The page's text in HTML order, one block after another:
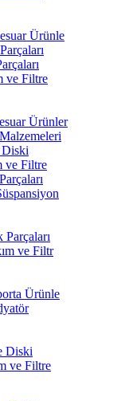
Ürünle
ve Filtre
Ürünler
Diski
ve Filtre
ve Filtr
Ürünle
Diski
ve Filtre